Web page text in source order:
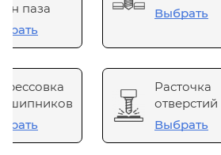
паза
Выбрать
Расточка
отверстий
Выбрать